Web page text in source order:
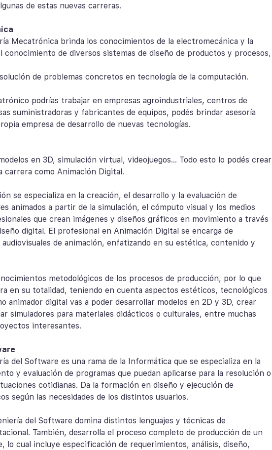
de estas nuevas carreras.
Mecatrónica brinda los conocimientos de la electromecánica y la
de diversos sistemas de diseño de productos y procesos,
de problemas concretos en tecnología de la computación.
podrías trabajar en empresas agroindustriales, centros de
suministradoras y fabricantes de equipos, podés brindar asesoría
empresa de desarrollo de nuevas tecnologías.
en 3D, simulación virtual, videojuegos... Todo esto lo podés crear
carrera como Animación Digital.
se especializa en la creación, el desarrollo y la evaluación de
animados a partir de la simulación, el cómputo visual y los medios
que crean imágenes y diseños gráficos en movimiento a través
digital. El profesional en Animación Digital se encarga de
de animación, enfatizando en su estética, contenido y
metodológicos de los procesos de producción, por lo que
en su totalidad, teniendo en cuenta aspectos estéticos, tecnológicos
animador digital vas a poder desarrollar modelos en 2D y 3D, crear
simuladores para materiales didácticos o culturales, entre muchas
interesantes.
del Software es una rama de la Informática que se especializa en la
y evaluación de programas que puedan aplicarse para la resolución o
cotidianas. Da la formación en diseño y ejecución de
según las necesidades de los distintos usuarios.
del Software domina distintos lenguajes y técnicas de
También, desarrolla el proceso completo de producción de un
lo cual incluye especificación de requerimientos, análisis, diseño,